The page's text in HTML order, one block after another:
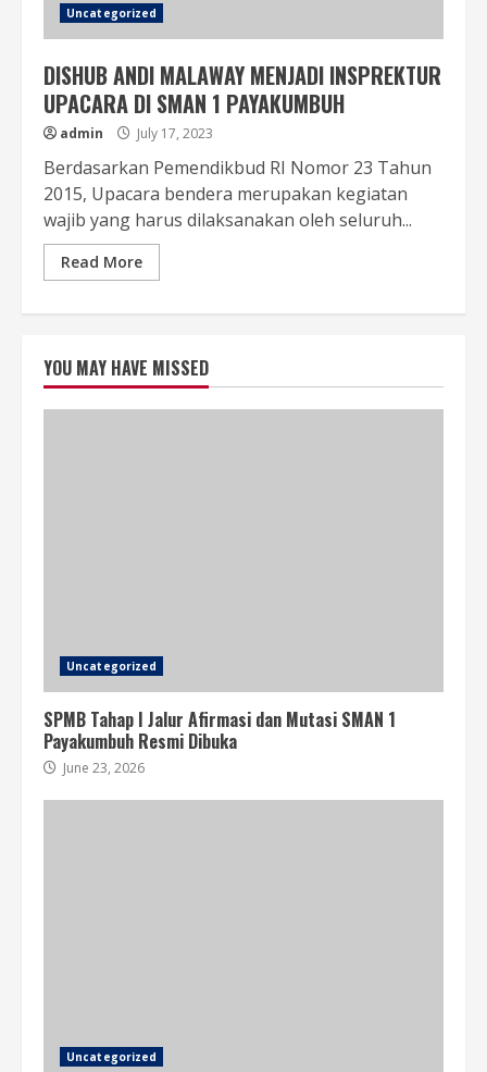
Uncategorized
DISHUB ANDI MALAWAY MENJADI INSPREKTUR
UPACARA DI SMAN 1 PAYAKUMBUH
admin July 17, 2023
Berdasarkan Pemendikbud RI Nomor 23 Tahun
2015, Upacara bendera merupakan kegiatan
wajib yang harus dilaksanakan oleh seluruh...
Read More
YOU MAY HAVE MISSED
Uncategorized
SPMB Tahap I Jalur Afirmasi dan Mutasi SMAN 1
Payakumbuh Resmi Dibuka
June 23, 2026
Uncategorized